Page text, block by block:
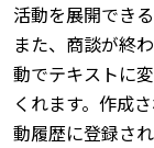
活動を展開でき
また、商談が終
動でテキストに
くれます。 作成
動履歴に登録さ